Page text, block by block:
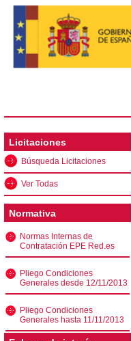
Licitaciones
Búsqueda Licitaciones
Ver Todas
Normativa
Normas Internas de
Contratación EPE Red.es
Pliego Condiciones
Generales desde 12/11/2013
Pliego Condiciones
Generales hasta 11/11/2013